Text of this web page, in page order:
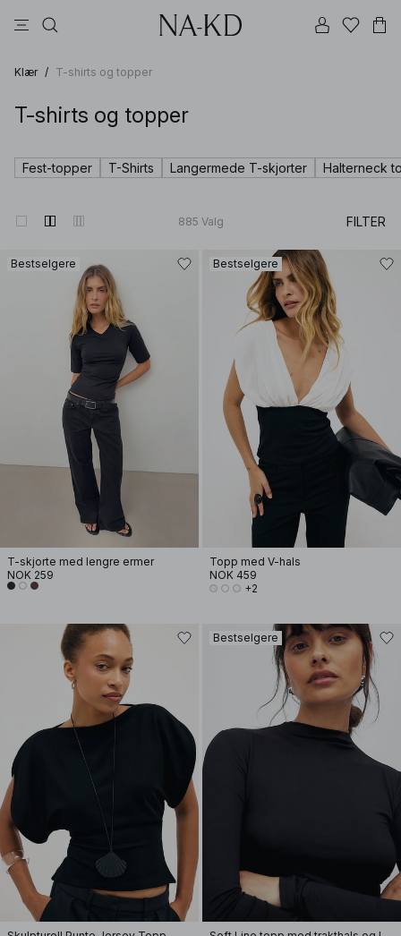
Klær / T-shirts og topper
T-shirts og topper
Fest-topper T-Shirts Langermede T-skjorter Halterneck
885 Valg FILTER
Bestselgere
T-skjorte med lengre ermer
NOK 259
Bestselgere
Topp med V-hals
NOK 459
+2
Bestselgere